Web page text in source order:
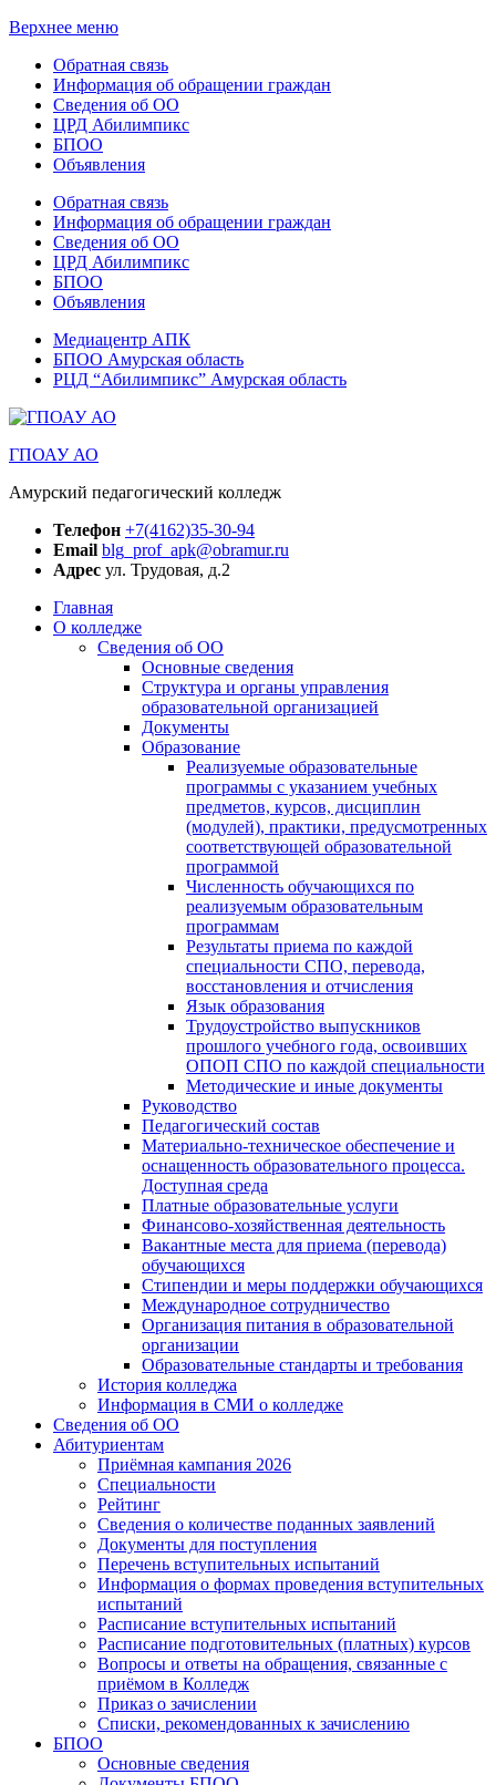
Верхнее меню
Обратная связь
Информация об обращении граждан
Сведения об ОО
ЦРД Абилимпикс
БПОО
Объявления
Обратная связь
Информация об обращении граждан
Сведения об ОО
ЦРД Абилимпикс
БПОО
Объявления
Медиацентр АПК
БПОО Амурская область
РЦД “Абилимпикс” Амурская область
ГПОАУ АО
Амурский педагогический колледж
Телефон +7(4162)35-30-94
Email blg_prof_apk@obramur.ru
Адрес ул. Трудовая, д.2
Главная
О колледже
Сведения об ОО
Основные сведения
Структура и органы управления
образовательной организацией
Документы
Образование
Реализуемые образовательные
программы с указанием учебных
предметов, курсов, дисциплин
(модулей), практики, предусмотренных
соответствующей образовательной
программой
Численность обучающихся по
реализуемым образовательным
программам
Результаты приема по каждой
специальности СПО, перевода,
восстановления и отчисления
Язык образования
Трудоустройство выпускников
прошлого учебного года, освоивших
ОПОП СПО по каждой специальности
Методические и иные документы
Руководство
Педагогический состав
Материально-техническое обеспечение и
оснащенность образовательного процесса.
Доступная среда
Платные образовательные услуги
Финансово-хозяйственная деятельность
Вакантные места для приема (перевода)
обучающихся
Стипендии и меры поддержки обучающихся
Международное сотрудничество
Организация питания в образовательной
организации
Образовательные стандарты и требования
История колледжа
Информация в СМИ о колледже
Сведения об ОО
Абитуриентам
Приёмная кампания 2026
Специальности
Рейтинг
Сведения о количестве поданных заявлений
Документы для поступления
Перечень вступительных испытаний
Информация о формах проведения вступительных
испытаний
Расписание вступительных испытаний
Расписание подготовительных (платных) курсов
Вопросы и ответы на обращения, связанные с
приёмом в Колледж
Приказ о зачислении
Списки, рекомендованных к зачислению
БПОО
Основные сведения